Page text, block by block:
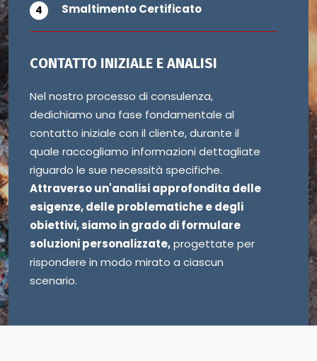
Smaltimento Certificato
CONTATTO INIZIALE E ANALISI
Nel nostro processo di consulenza,
dedichiamo una fase fondamentale al
contatto iniziale con il cliente, durante il
quale raccogliamo informazioni dettagliate
riguardo le sue necessità specifiche.
Attraverso un'analisi approfondita delle
esigenze, delle problematiche e degli
obiettivi, siamo in grado di formulare
soluzioni personalizzate,progettate per
rispondere in modo mirato a ciascun
scenario.